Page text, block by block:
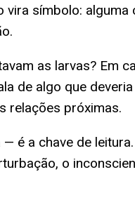
símbolo:
as larvas? Em
de algo que
relações próximas.
a chave de
o